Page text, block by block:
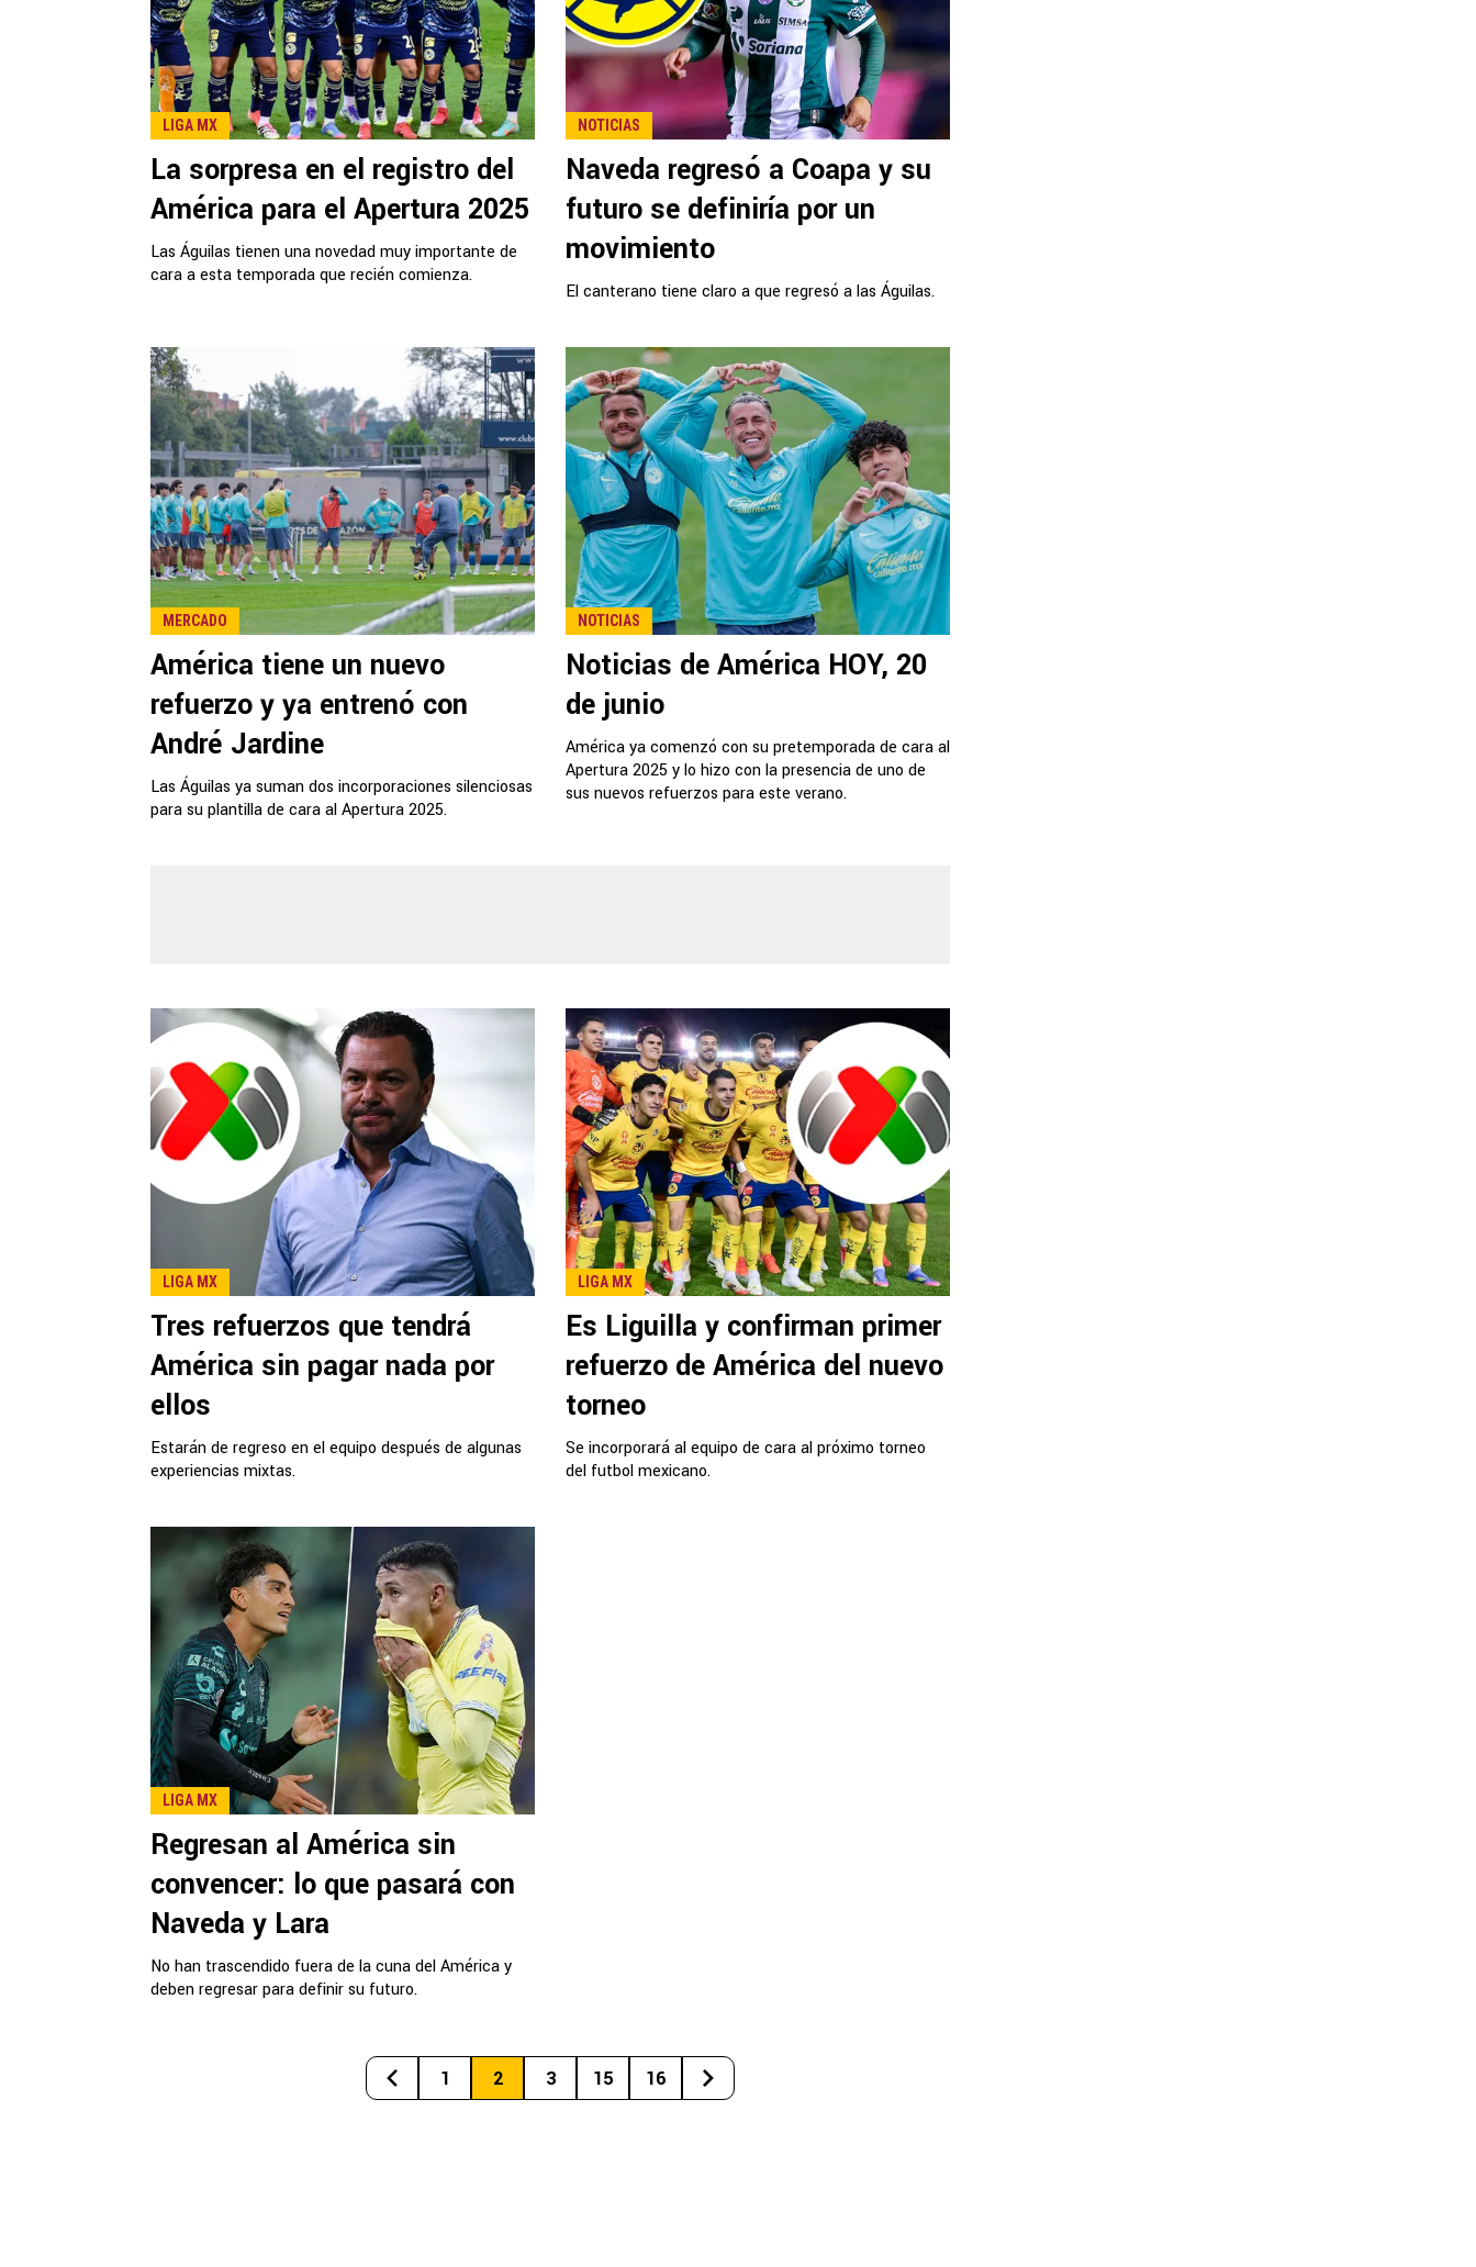
LIGA MX
La sorpresa en el registro del
América para el Apertura 2025
Las Águilas tienen una novedad muy importante de
cara a esta temporada que recién comienza.
NOTICIAS
Naveda regresó a Coapa y su
futuro se definiría por un
movimiento
El canterano tiene claro a que regresó a las Águilas.
MERCADO
América tiene un nuevo
refuerzo y ya entrenó con
André Jardine
Las Águilas ya suman dos incorporaciones silenciosas
para su plantilla de cara al Apertura 2025.
NOTICIAS
Noticias de América HOY, 20
de junio
América ya comenzó con su pretemporada de cara al
Apertura 2025 y lo hizo con la presencia de uno de
sus nuevos refuerzos para este verano.
LIGA MX
Tres refuerzos que tendrá
América sin pagar nada por
ellos
Estarán de regreso en el equipo después de algunas
experiencias mixtas.
LIGA MX
Es Liguilla y confirman primer
refuerzo de América del nuevo
torneo
Se incorporará al equipo de cara al próximo torneo
del futbol mexicano.
LIGA MX
Regresan al América sin
convencer: lo que pasará con
Naveda y Lara
No han trascendido fuera de la cuna del América y
deben regresar para definir su futuro.
1 2 3 15 16